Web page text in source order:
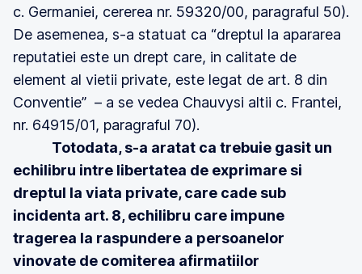
c. Germaniei, cererea nr. 59320/00, paragraful 50).
De asemenea, s-a statuat ca “dreptul la apararea
reputatiei este un drept care, in calitate de
element al vietii private, este legat de art. 8 din
Conventie” – a se vedea Chauvysi altii c. Frantei,
nr. 64915/01, paragraful 70).
Totodata, s-a aratat ca trebuie gasit un
echilibru intre libertatea de exprimare si
dreptul la viata private, care cade sub
incidenta art. 8, echilibru care impune
tragerea la raspundere a persoanelor
vinovate de comiterea afirmatiilor